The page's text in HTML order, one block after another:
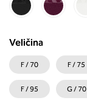
Veličina
F / 70 F / 75
F / 95 G / 70